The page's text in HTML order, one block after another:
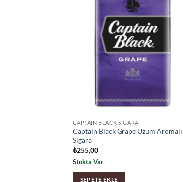
CAPTAIN BLACK SIGARA
Captain Black Grape Üzüm Aromalı
Sigara
₺255,00
Stokta Var
SEPETE EKLE